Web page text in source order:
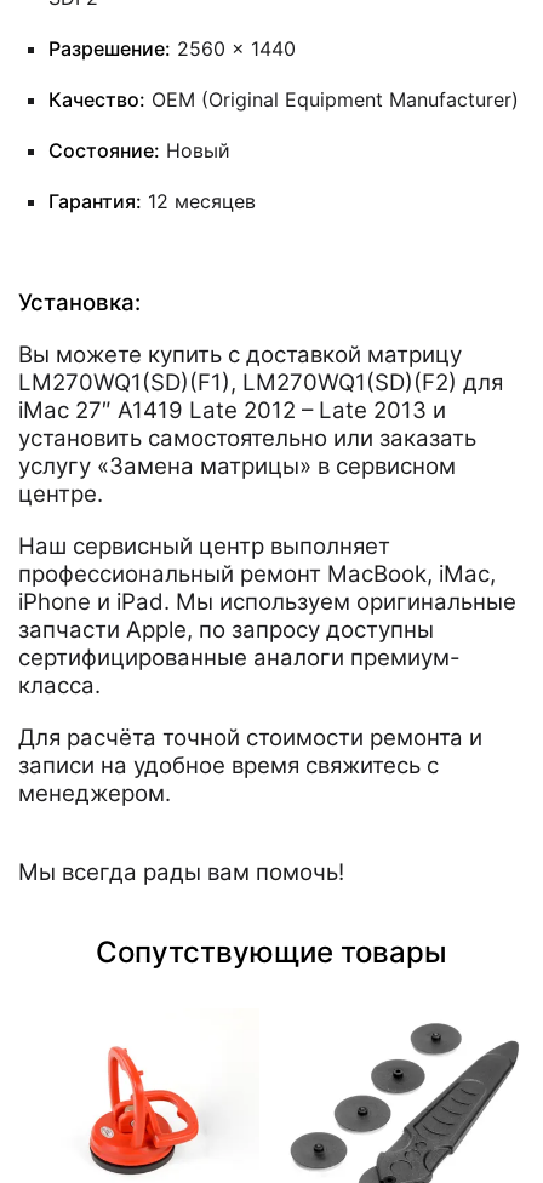
Разрешение: 2560 × 1440
Качество: OEM (Original Equipment Manufacturer)
Состояние: Новый
Гарантия: 12 месяцев
Установка:
Вы можете купить с доставкой матрицу
LM270WQ1(SD)(F1), LM270WQ1(SD)(F2) для
iMac 27″ A1419 Late 2012 – Late 2013 и
установить самостоятельно или заказать
услугу «Замена матрицы» в сервисном
центре.
Наш сервисный центр выполняет
профессиональный ремонт MacBook, iMac,
iPhone и iPad. Мы используем оригинальные
запчасти Apple, по запросу доступны
сертифицированные аналоги премиум-
класса.
Для расчёта точной стоимости ремонта и
записи на удобное время свяжитесь с
менеджером.
Мы всегда рады вам помочь!
Сопутствующие товары